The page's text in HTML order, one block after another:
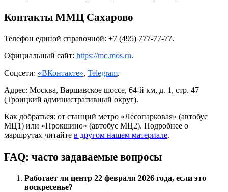
Контакты ММЦ Сахарово
Телефон единой справочной: +7 (495) 777-77-77.
Официальный сайт: https://mc.mos.ru.
Соцсети: «ВКонтакте», Telegram.
Адрес: Москва, Варшавское шоссе, 64-й км, д. 1, стр. 47
(Троицкий административный округ).
Как добраться: от станций метро «Лесопарковая» (автобус
МЦ1) или «Прокшино» (автобус МЦ2). Подробнее о
маршрутах читайте в другом нашем материале.
FAQ: часто задаваемые вопросы
Работает ли центр 22 февраля 2026 года, если это
воскресенье?